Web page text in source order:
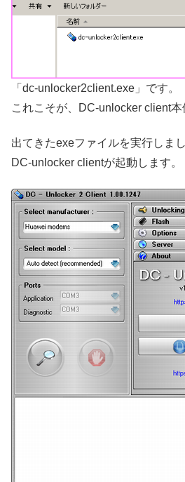
「dc-unlocker2client.exe」です。
これこそが、DC-unlocker client本
出てきたexeファイルを実行しまし
DC-unlocker clientが起動します。